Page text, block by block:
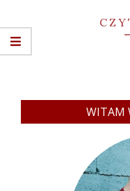
WITAM